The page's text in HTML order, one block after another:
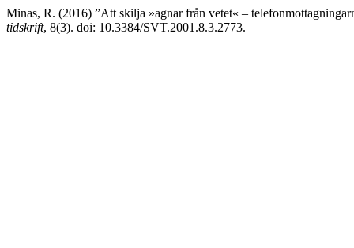
Minas, R. (2016) ”Att skilja »agnar från vetet« –
tidskrift, 8(3). doi: 10.3384/SVT.2001.8.3.2773.